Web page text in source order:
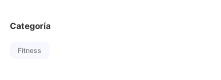
Categoría
Fitness